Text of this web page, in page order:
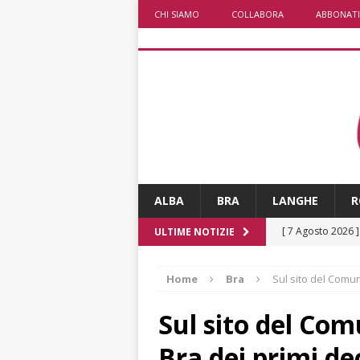
CHI SIAMO COLLABORA ABBONATI
ALBA BRA LANGHE
ULTIME NOTIZIE [ 7 Agosto 2026 ]
[ 7 Agosto 2026
non
Home Bra Sul sito del
Sul sito del